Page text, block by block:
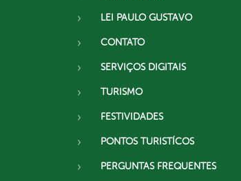
LEI PAULO GUSTAVO
CONTATO
SERVIÇOS DIGITAIS
TURISMO
FESTIVIDADES
PONTOS TURISTÍCOS
PERGUNTAS FREQUENTES